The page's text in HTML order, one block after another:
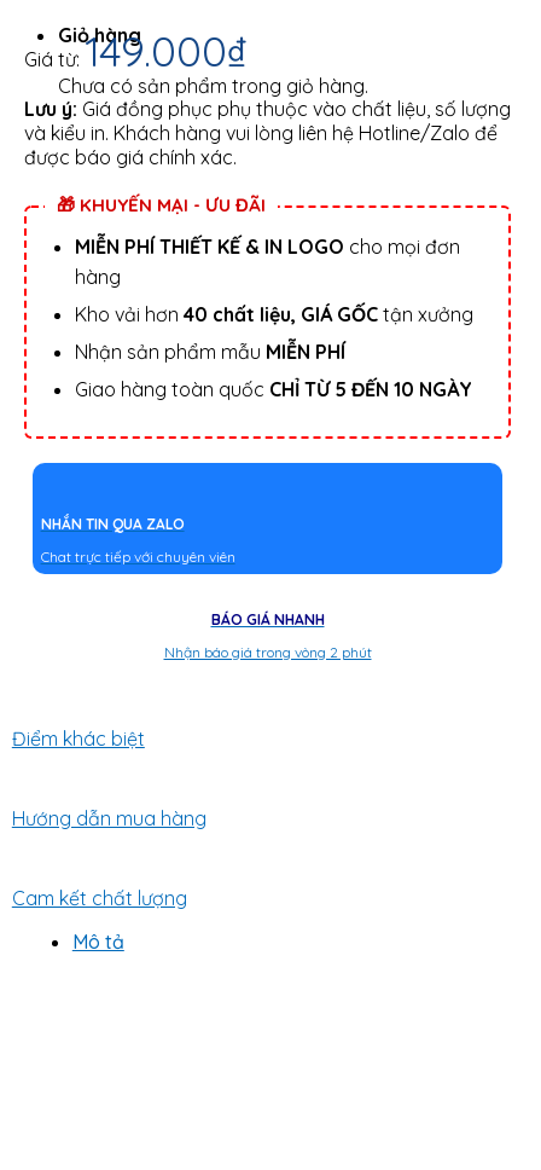
Giỏ hàng
Chưa có sản phẩm trong giỏ hàng.
Giá từ: 149.000₫
Lưu ý: Giá đồng phục phụ thuộc vào chất liệu, số lượng
và kiểu in. Khách hàng vui lòng liên hệ Hotline/Zalo để
được báo giá chính xác.
🎁 KHUYẾN MẠI - ƯU ĐÃI
MIỄN PHÍ THIẾT KẾ & IN LOGO cho mọi đơn
hàng
Kho vải hơn 40 chất liệu, GIÁ GỐCtận xưởng
Nhận sản phẩm mẫu MIỄN PHÍ
Giao hàng toàn quốc CHỈ TỪ 5 ĐẾN 10 NGÀY
NHẮN TIN QUA ZALO
Chat trực tiếp với chuyên viên
BÁO GIÁ NHANH
Nhận báo giá trong vòng 2 phút
Điểm khác biệt
Hướng dẫn mua hàng
Cam kết chất lượng
Mô tả